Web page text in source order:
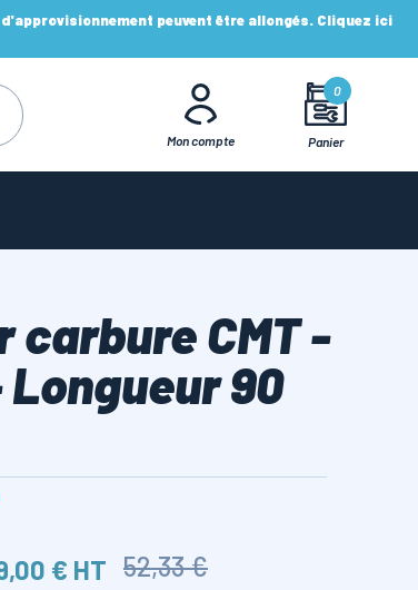
peuvent être allongés. Cliquez ici
Mon compte Panier
0
carbure CMT -
Longueur 90
€ HT 52,33 €